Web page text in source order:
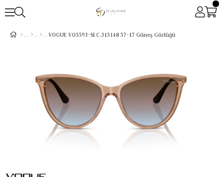
VOGUE VO5593-SI C.315148 57-17 Güneş Gözlüğü